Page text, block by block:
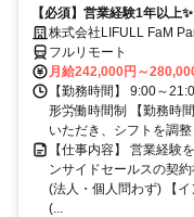
【必須】営業経験1年以上
有 株式会社LIFULL FaM
フルリモート
月給242,000円～
【勤務時間】 9:00～
形労働時間制 【勤務時
いただき、シフトを調
【仕事内容】 営業経験
ンサイドセールスの契
(法人・個人問わず) 【
(...